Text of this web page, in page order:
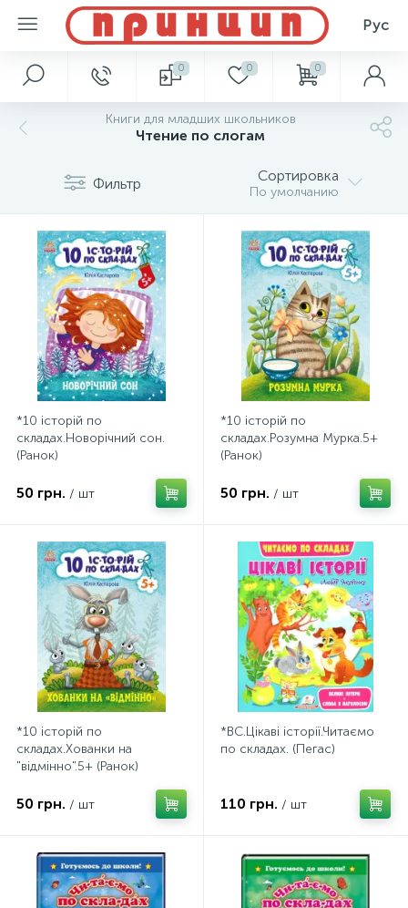
Рус
0 0 0
Книги для младших школьников
Чтение по слогам
Фильтр Сортировка
По умолчанию
*10 історій по
складах.Новорічний сон.
(Ранок)
50 грн. / шт
*10 історій по
складах.Розумна Мурка.5+
(Ранок)
50 грн. / шт
*10 історій по
складах.Хованки на
"відмінно".5+ (Ранок)
50 грн. / шт
*ВС.Цікаві історії.Читаємо
по складах. (Пегас)
110 грн. / шт